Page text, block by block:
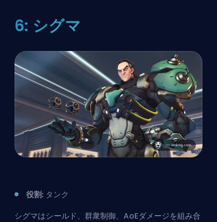
6: シグマ
役割: タンク
シグマはシールド、群衆制御、AoEダメージを組み合